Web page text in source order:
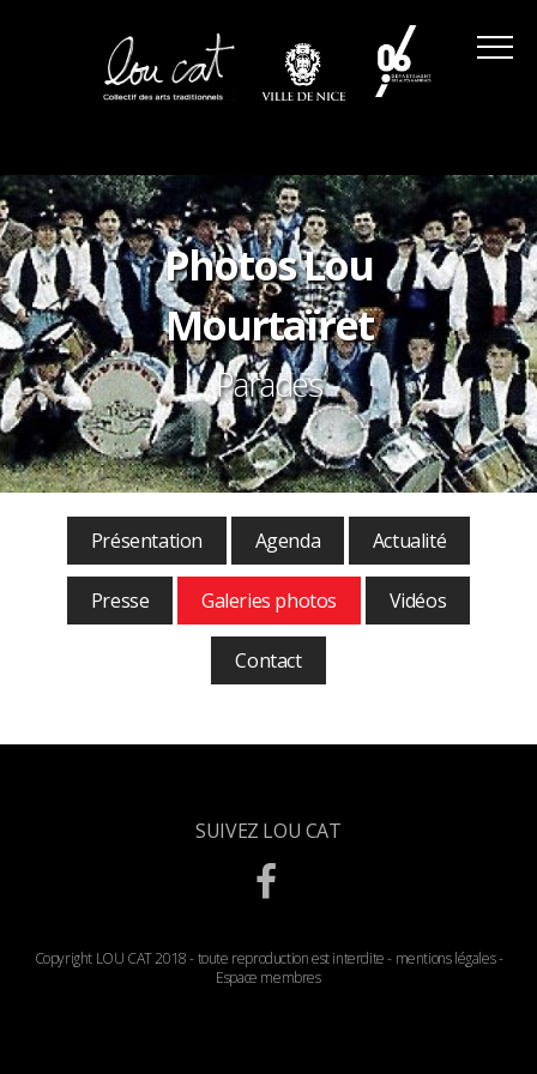
Photos Lou
Mourtaïret
Parades
Présentation Agenda Actualité
Presse Galeries photos Vidéos
Contact
SUIVEZ LOU CAT
Copyright LOU CAT 2018 - toute reproduction est interdite - mentions légales-
Espace membres